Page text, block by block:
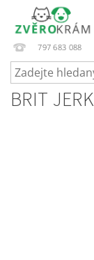
797 683 088
BRIT